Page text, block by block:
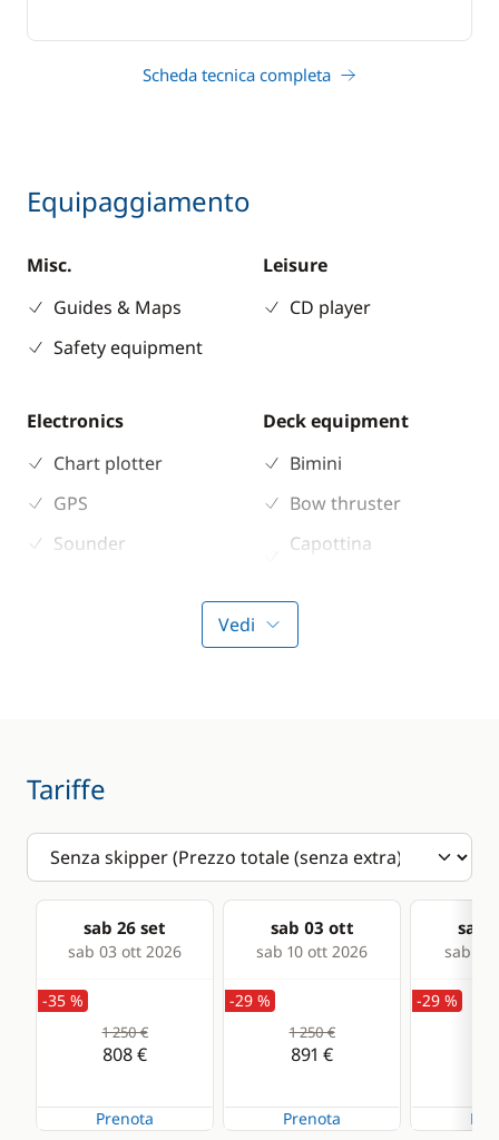
Scheda tecnica completa
Equipaggiamento
Misc.
Guides & Maps
Safety equipment
Leisure
CD player
Electronics
Chart plotter
GPS
Sounder
Deck equipment
Bimini
Bow thruster
Capottina
Speakers in cockpit
Vedi
Tariffe
sab 26 set
sab 03 ott 2026
sab 03 ott
sab 10 ott 2026
sab
sab 17
-35 %
1 250 €
808 €
Prenota
-29 %
1 250 €
891 €
Prenota
-29 %